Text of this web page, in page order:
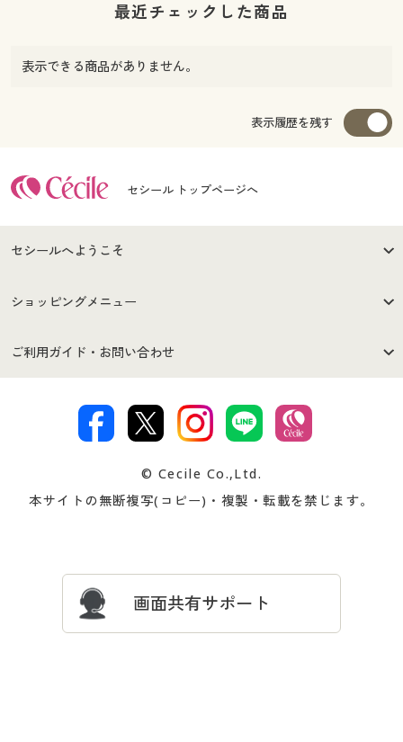
最近チェックした商品
表示できる商品がありません。
表示履歴を残す
セシール トップページへ
セシールへようこそ
はじめての方へ
セシールご利用規約
著作権・商標について 会社案内
ショッピングメニュー
商品カテゴリ
プレゼント＆キャンペーン サイトマップ
ご利用ガイド・お問い合わせ
交換・返品は お支払は
ついて
忘れの場合
© Cecile Co.,Ltd.
本サイトの無断複写(コピー)・複製・転載を禁じます。
画面共有サポート